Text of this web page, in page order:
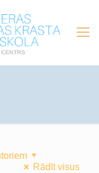
Rādīt visus